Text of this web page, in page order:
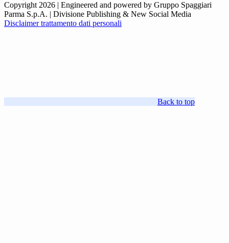
Copyright 2026 | Engineered and powered by Gruppo Spaggiari
Parma S.p.A. | Divisione Publishing & New Social Media
Disclaimer trattamento dati personali
Back to top